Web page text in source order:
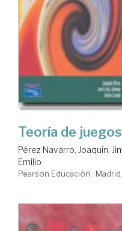
Teoría de juegos
Pérez Navarro, Joaquín;
Emilio
Pearson Educación .